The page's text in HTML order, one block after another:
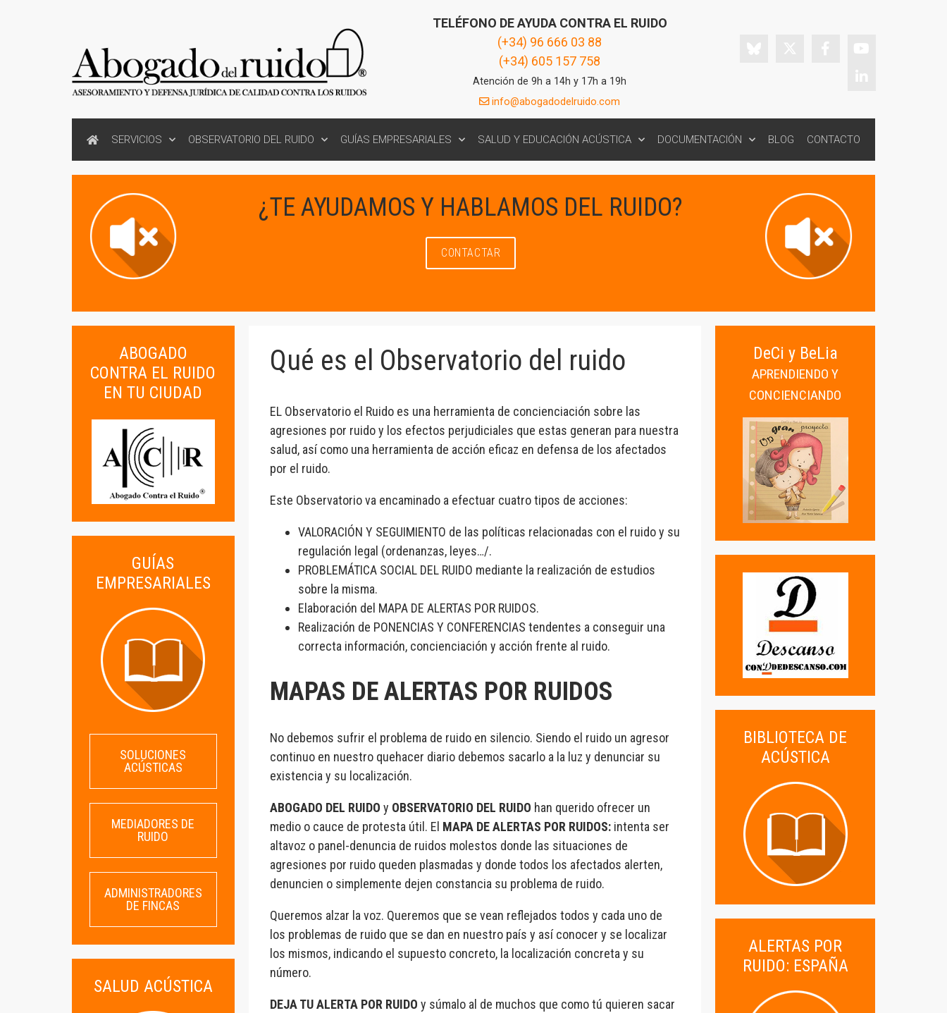
TELÉFONO DE AYUDA CONTRA EL RUIDO
(+34) 96 666 03 88
(+34) 605 157 758
Atención de 9h a 14h y 17h a 19h
info@abogadodelruido.com
SERVICIOS OBSERVATORIO DEL RUIDO GUÍAS EMPRESARIALES SALUD Y EDUCACIÓN ACÚSTICA DOCUMENTACIÓN BLOG CONTACTO
¿TE AYUDAMOS Y HABLAMOS DEL RUIDO?
CONTACTAR
ABOGADO
CONTRA EL RUIDO
EN TU CIUDAD
GUÍAS
EMPRESARIALES
SOLUCIONES
ACÚSTICAS
MEDIADORES DE
RUIDO
ADMINISTRADORES
DE FINCAS
SALUD ACÚSTICA
Qué es el Observatorio del ruido
EL Observatorio el Ruido es una herramienta de concienciación sobre las
agresiones por ruido y los efectos perjudiciales que estas generan para nuestra
salud, así como una herramienta de acción eficaz en defensa de los afectados
por el ruido.
Este Observatorio va encaminado a efectuar cuatro tipos de acciones:
VALORACIÓN Y SEGUIMIENTO de las políticas relacionadas con el ruido y su
regulación legal (ordenanzas, leyes…/.
PROBLEMÁTICA SOCIAL DEL RUIDO mediante la realización de estudios
sobre la misma.
Elaboración del MAPA DE ALERTAS POR RUIDOS.
Realización de PONENCIAS Y CONFERENCIAS tendentes a conseguir una
correcta información, concienciación y acción frente al ruido.
MAPAS DE ALERTAS POR RUIDOS
No debemos sufrir el problema de ruido en silencio. Siendo el ruido un agresor
continuo en nuestro quehacer diario debemos sacarlo a la luz y denunciar su
existencia y su localización.
ABOGADO DEL RUIDO y OBSERVATORIO DEL RUIDO han querido ofrecer un
medio o cauce de protesta útil. El MAPA DE ALERTAS POR RUIDOS:intenta ser
altavoz o panel-denuncia de ruidos molestos donde las situaciones de
agresiones por ruido queden plasmadas y donde todos los afectados alerten,
denuncien o simplemente dejen constancia su problema de ruido.
Queremos alzar la voz. Queremos que se vean reflejados todos y cada uno de
los problemas de ruido que se dan en nuestro país y así conocer y se localizar
los mismos, indicando el supuesto concreto, la localización concreta y su
número.
DEJA TU ALERTA POR RUIDO y súmalo al de muchos que como tú quieren sacar
DeCi y BeLia
APRENDIENDO Y
CONCIENCIANDO
BIBLIOTECA DE
ACÚSTICA
ALERTAS POR
RUIDO: ESPAÑA